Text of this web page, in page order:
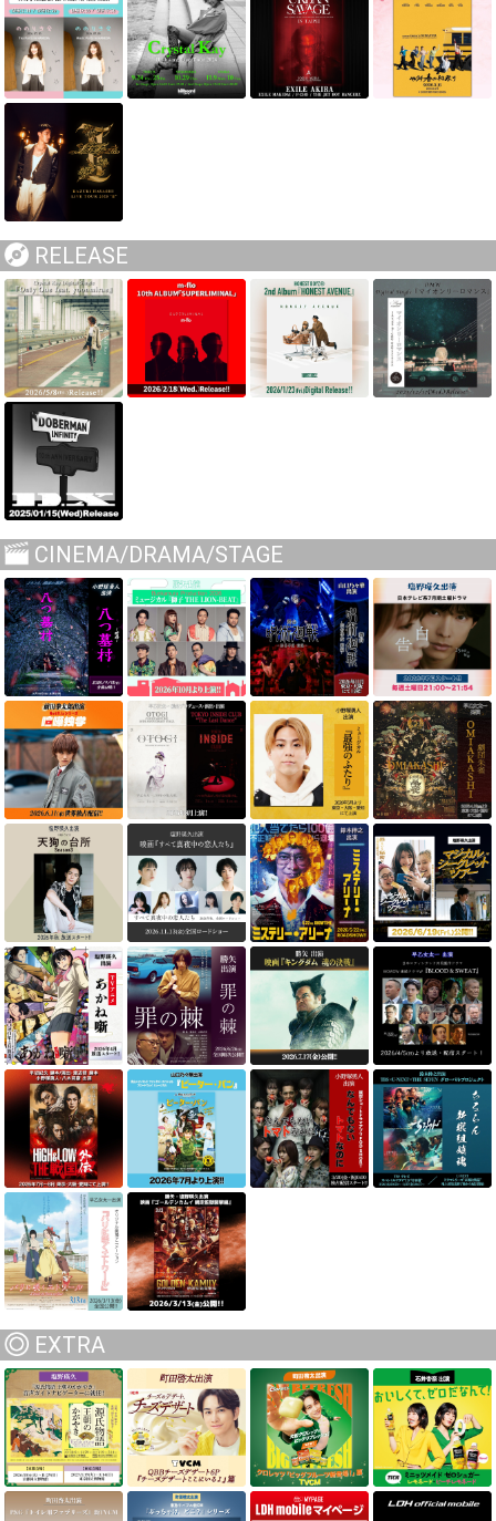
RELEASE
CINEMA/DRAMA/STAGE
EXTRA